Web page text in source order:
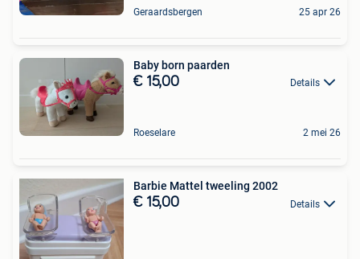
Geraardsbergen 25 apr 26
Baby born paarden
€ 15,00 Details
Roeselare 2 mei 26
Barbie Mattel tweeling 2002
€ 15,00 Details